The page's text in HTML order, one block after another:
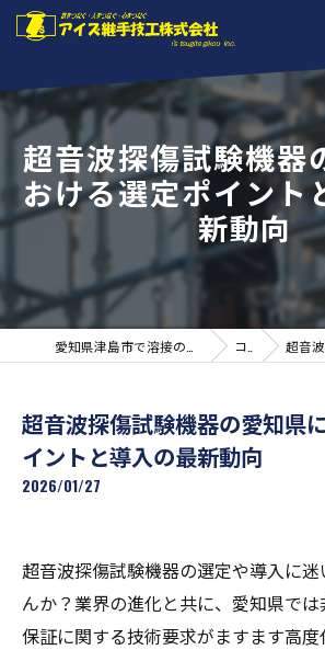
超音波探傷試験機器
おける選定ポイント
新動向
コラム 超音波探傷試
超音波探傷試験機器の愛知県
イントと導入の最新動向
2026/01/27
超音波探傷試験機器の選定や導入に
んか？業界の進化と共に、愛知県で
保証に関する技術要求がますます高度